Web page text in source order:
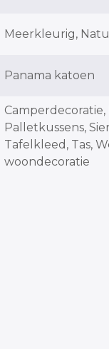
Meerkleurig,
Panama katoen
Palletkussens,
Tafelkleed, Tas,
woondecoratie